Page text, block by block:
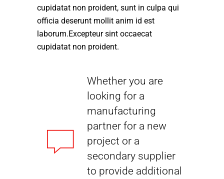
cupidatat non proident, sunt in culpa qui
officia deserunt mollit anim id est
laborum.Excepteur sint occaecat
cupidatat non proident.
Whether you are
looking for a
manufacturing
partner for a new
project or a
secondary supplier
to provide additional